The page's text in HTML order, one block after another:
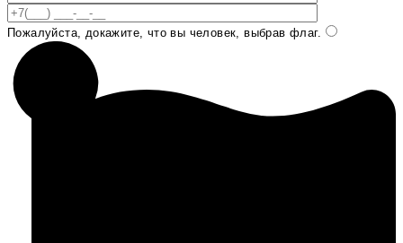
Пожалуйста, докажите, что вы человек, выбрав флаг.